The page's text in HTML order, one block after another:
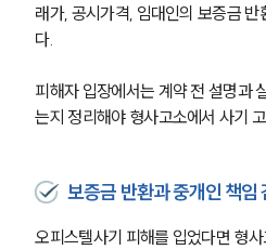
래가, 공시가격, 임대인의 보증금
다.
피해자 입장에서는 계약 전 설명과
는지 정리해야 형사고소에서 사기
보증금 반환과 중개인 책임
오피스텔사기 피해를 입었다면 형